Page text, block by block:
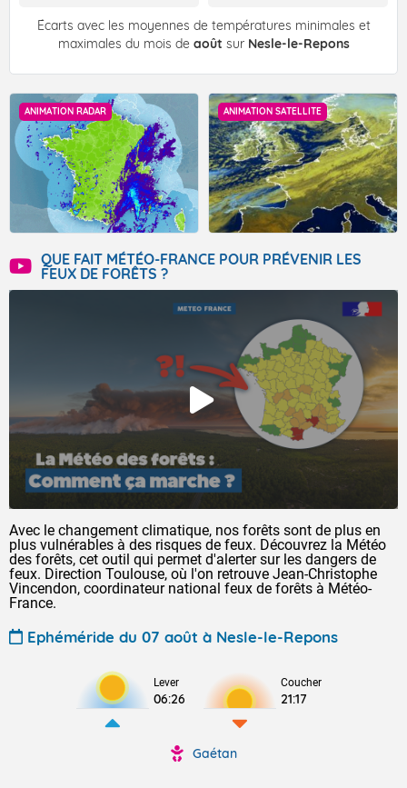
Écarts avec les moyennes de températures minimales et
maximales du mois de août sur Nesle-le-Repons
ANIMATION RADAR ANIMATION SATELLITE
QUE FAIT MÉTÉO-FRANCE POUR PRÉVENIR LES
FEUX DE FORÊTS ?
Avec le changement climatique, nos forêts sont de plus en
plus vulnérables à des risques de feux. Découvrez la Météo
des forêts, cet outil qui permet d'alerter sur les dangers de
feux. Direction Toulouse, où l'on retrouve Jean-Christophe
Vincendon, coordinateur national feux de forêts à Météo-
France.
Ephéméride du 07 août à Nesle-le-Repons
Lever
06:26
Coucher
21:17
Gaétan